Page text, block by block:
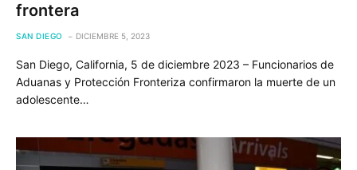
frontera
SAN DIEGO DICIEMBRE 5, 2023
San Diego, California, 5 de diciembre 2023 – Funcionarios de
Aduanas y Protección Fronteriza confirmaron la muerte de un
adolescente…